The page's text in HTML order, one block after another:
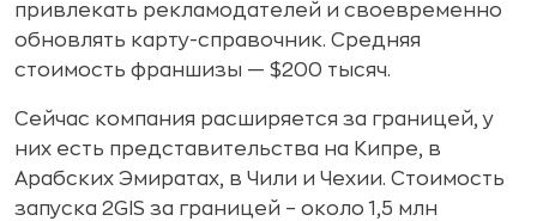
привлекать рекламодателей и своевременно
обновлять карту-справочник. Средняя
стоимость франшизы — $200 тысяч.
Сейчас компания расширяется за границей, у
них есть представительства на Кипре, в
Арабских Эмиратах, в Чили и Чехии. Стоимость
запуска 2GIS за границей – около 1,5 млн